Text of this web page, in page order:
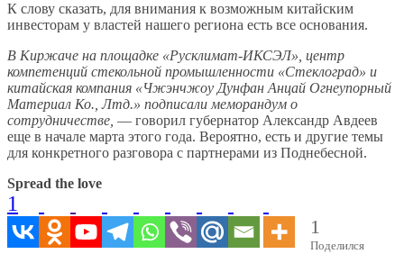
К слову сказать, для внимания к возможным китайским
инвесторам у властей нашего региона есть все основания.
В Киржаче на площадке «Русклимат-ИКСЭЛ», центр
компетенций стекольной промышленности «Стеклоград» и
китайская компания «Чжэнчжоу Дунфан Анцай Огнеупорный
Материал Ко., Лтд.» подписали меморандум о
сотрудничестве, — говорил губернатор Александр Авдеев
еще в начале марта этого года. Вероятно, есть и другие темы
для конкретного разговора с партнерами из Поднебесной.
Spread the love
1
1
Поделился